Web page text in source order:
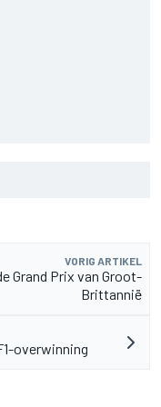
VORIG ARTIKEL
Grand Prix van Groot-
Brittannië
overwinning